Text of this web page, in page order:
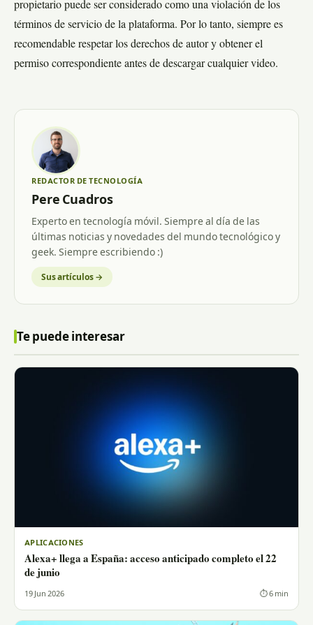
propietario puede ser considerado como una violación de los
términos de servicio de la plataforma. Por lo tanto, siempre es
recomendable respetar los derechos de autor y obtener el
permiso correspondiente antes de descargar cualquier video.
REDACTOR DE TECNOLOGÍA
Pere Cuadros
Experto en tecnología móvil. Siempre al día de las
últimas noticias y novedades del mundo tecnológico y
geek. Siempre escribiendo :)
Sus artículos →
Te puede interesar
APLICACIONES
Alexa+ llega a España: acceso anticipado completo el 22
de junio
19 Jun 2026 ⏱ 6 min